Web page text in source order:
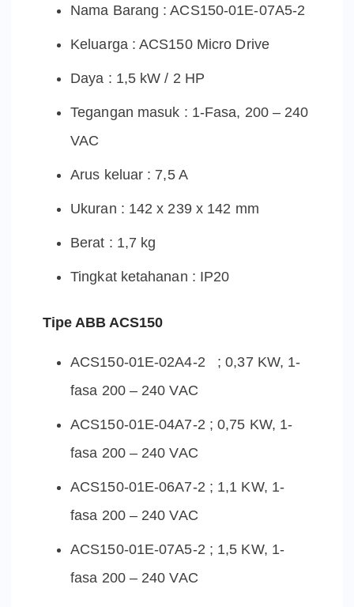
Nama Barang : ACS150-01E-07A5-2
Keluarga : ACS150 Micro Drive
Daya : 1,5 kW / 2 HP
Tegangan masuk : 1-Fasa, 200 – 240
VAC
Arus keluar : 7,5 A
Ukuran : 142 x 239 x 142 mm
Berat : 1,7 kg
Tingkat ketahanan : IP20
Tipe ABB ACS150
ACS150-01E-02A4-2 ; 0,37 KW, 1-
fasa 200 – 240 VAC
ACS150-01E-04A7-2 ; 0,75 KW, 1-
fasa 200 – 240 VAC
ACS150-01E-06A7-2 ; 1,1 KW, 1-
fasa 200 – 240 VAC
ACS150-01E-07A5-2 ; 1,5 KW, 1-
fasa 200 – 240 VAC